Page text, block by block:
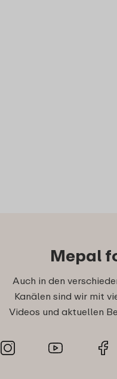
Mepal
Auch in den
Kanälen sind wir mit
Videos und aktuellen